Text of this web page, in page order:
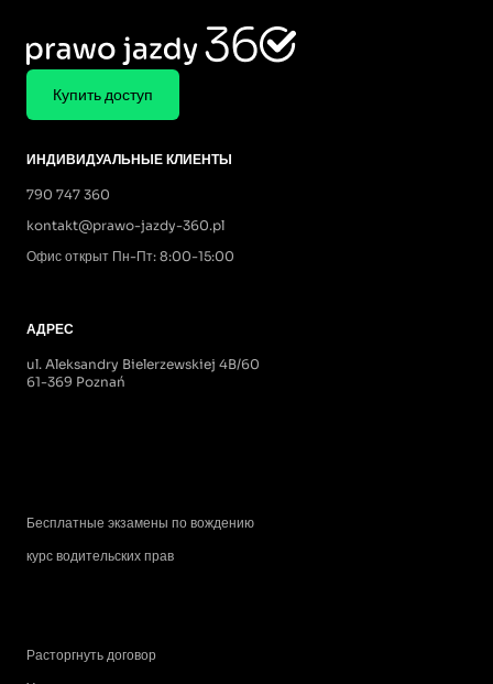
Купить доступ
ИНДИВИДУАЛЬНЫЕ КЛИЕНТЫ
790 747 360
kontakt@prawo-jazdy-360.pl
Офис открыт Пн-Пт: 8:00-15:00
АДРЕС
ul. Aleksandry Bielerzewskiej 4B/60
61-369 Poznań
Бесплатные экзамены по вождению
курс водительских прав
Расторгнуть договор